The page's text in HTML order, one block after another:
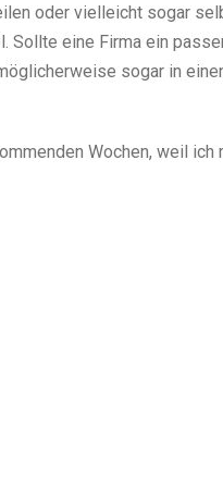
oder vielleicht sogar
Sollte eine Firma ein
sogar in
Wochen, weil ich